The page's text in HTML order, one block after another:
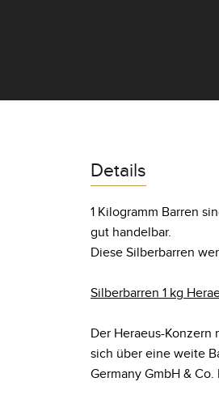
Details
1 Kilogramm Barren
gut handelbar.
Diese Silberbarren
Silberbarren 1 kg
Der Heraeus-
sich über eine weite
Germany GmbH &